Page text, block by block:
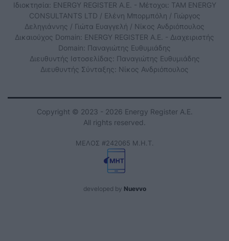
Ιδιοκτησία: ENERGY REGISTER Α.Ε. - Μέτοχοι: TAM ENERGY
CONSULTANTS LTD / Ελένη Μπορμπόλη / Γιώργος
Δεληγιάννης / Γιώτα Ευαγγελή / Νίκος Ανδριόπουλος
Δικαιούχος Domain: ENERGY REGISTER Α.Ε. - Διαχειριστής
Domain: Παναγιώτης Ευθυμιάδης
Διευθυντής Ιστοσελίδας: Παναγιώτης Ευθυμιάδης
Διευθυντής Σύνταξης: Νίκος Ανδριόπουλος
Copyright © 2023 - 2026 Energy Register Α.Ε.
All rights reserved.
ΜΕΛΟΣ #242065 Μ.Η.Τ.
developed by Nuevvo